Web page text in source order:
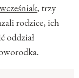
wcześniak, trzy
rodzice, ich
oddział